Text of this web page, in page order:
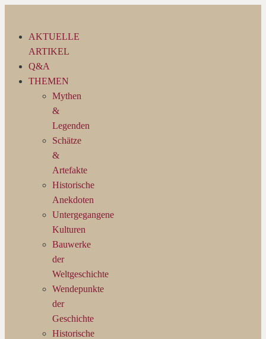
springenAKTUELLE
ARTIKEL
Q&A
THEMEN
Mythen
&
Legenden
Schätze
&
Artefakte
Historische
Anekdoten
Untergegangene
Kulturen
Bauwerke
der
Weltgeschichte
Wendepunkte
der
Geschichte
Historische